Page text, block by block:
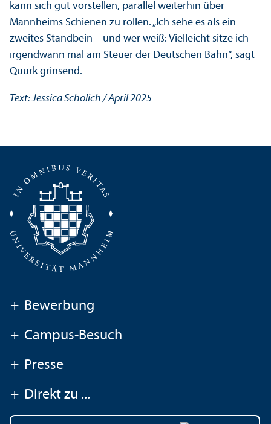
kann sich gut vorstellen, parallel weiterhin über
Mannheims Schienen zu rollen. „Ich sehe es als ein
zweites Standbein – und wer weiß: Vielleicht sitze ich
irgendwann mal am Steuer der Deutschen Bahn“, sagt
Quurk grinsend.
Text: Jessica Scholich / April 2025
+ Bewerbung
+ Campus-Besuch
+ Presse
+ Direkt zu ...